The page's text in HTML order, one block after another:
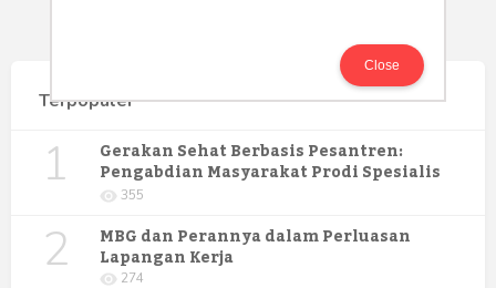
Terpopuler
1 Gerakan Sehat Berbasis Pesantren:
Pengabdian Masyarakat Prodi Spesialis
Keperawatan Medikal Bedah UNIMUS di
Semarang
355
2 MBG dan Perannya dalam Perluasan
Lapangan Kerja
274
Close